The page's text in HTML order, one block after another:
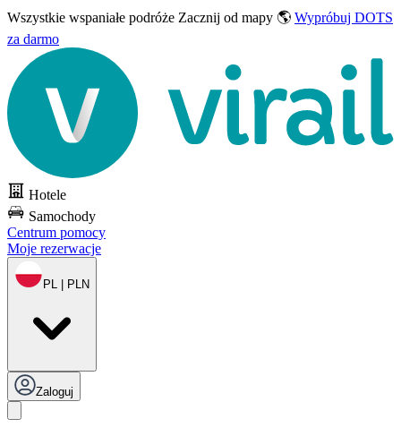
Wszystkie wspaniałe podróże Zacznij od mapy 🌎 Wypróbuj DOTS
za darmo
Hotele
Samochody
Centrum pomocy
Moje rezerwacje
PL | PLN
Zaloguj